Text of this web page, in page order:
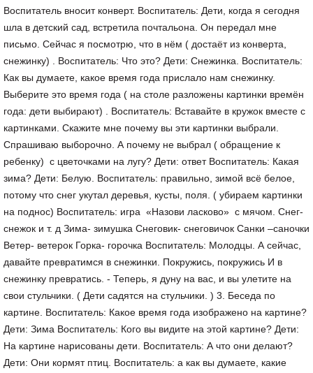
Воспитатель вносит конверт. Воспитатель: Дети, когда я сегодня
шла в детский сад, встретила почтальона. Он передал мне
письмо. Сейчас я посмотрю, что в нём ( достаёт из конверта,
снежинку) . Воспитатель: Что это? Дети: Снежинка. Воспитатель:
Как вы думаете, какое время года прислало нам снежинку.
Выберите это время года ( на столе разложены картинки времён
года: дети выбирают) . Воспитатель: Вставайте в кружок вместе с
картинками. Скажите мне почему вы эти картинки выбрали.
Спрашиваю выборочно. А почему не выбрал ( обращение к
ребенку) с цветочками на лугу? Дети: ответ Воспитатель: Какая
зима? Дети: Белую. Воспитатель: правильно, зимой всё белое,
потому что снег укутал деревья, кусты, поля. ( убираем картинки
на поднос) Воспитатель: игра «Назови ласково» с мячом. Снег-
снежок и т. д Зима- зимушка Снеговик- снеговичок Санки –саночки
Ветер- ветерок Горка- горочка Воспитатель: Молодцы. А сейчас,
давайте превратимся в снежинки. Покружись, покружись И в
снежинку превратись. - Теперь, я дуну на вас, и вы улетите на
свои стульчики. ( Дети садятся на стульчики. ) 3. Беседа по
картине. Воспитатель: Какое время года изображено на картине?
Дети: Зима Воспитатель: Кого вы видите на этой картине? Дети:
На картине нарисованы дети. Воспитатель: А что они делают?
Дети: Они кормят птиц. Воспитатель: а как вы думаете, какие